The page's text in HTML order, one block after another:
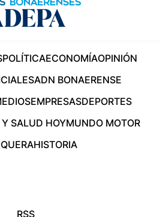
POLÍTICAECONOMÍAOPINIÓN
ADN BONAERENSE
EMPRESASDEPORTES
SALUD HOYMUNDO MOTOR
HISTORIA
RSS